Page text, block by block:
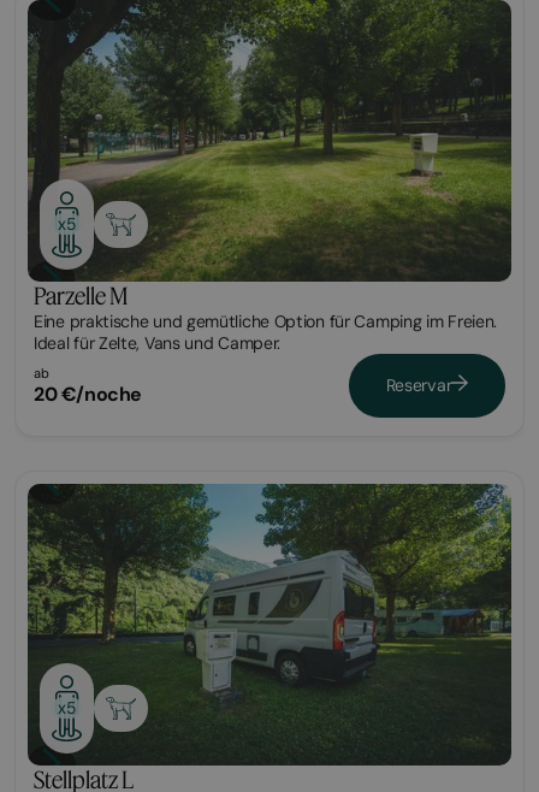
Parcela
x5
Parzelle M
Eine praktische und gemütliche Option für Camping im Freien.
Ideal für Zelte, Vans und Camper.
ab
20 €/noche Reservar
Parcela
x5
Stellplatz L